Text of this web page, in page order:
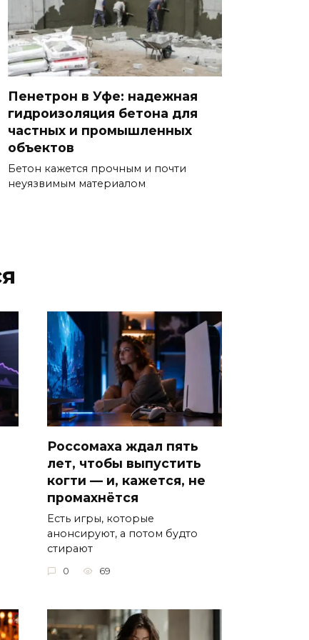
Пенетрон в Уфе: надежная
гидроизоляция бетона для
частных и промышленных
объектов
Бетон кажется прочным и почти
неуязвимым материалом
Россомаха ждал пять
лет, чтобы выпустить
когти — и, кажется, не
промахнётся
Есть игры, которые
анонсируют, а потом будто
стирают
0 69